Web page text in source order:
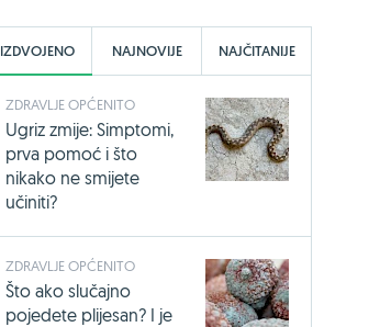
IZDVOJENO NAJNOVIJE NAJČITANIJE
ZDRAVLJE OPĆENITO
Ugriz zmije: Simptomi,
prva pomoć i što
nikako ne smijete
učiniti?
ZDRAVLJE OPĆENITO
Što ako slučajno
pojedete plijesan? I je